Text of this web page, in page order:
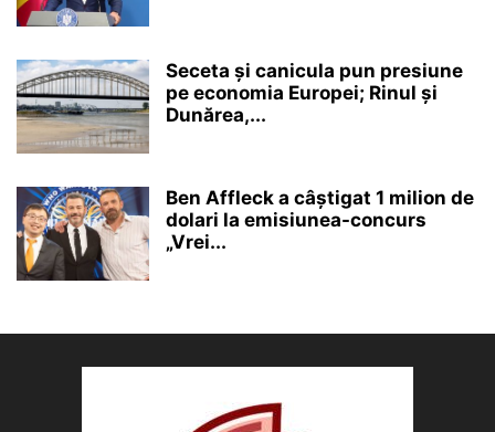
Seceta și canicula pun presiune
pe economia Europei; Rinul și
Dunărea,...
Ben Affleck a câștigat 1 milion de
dolari la emisiunea-concurs
„Vrei...